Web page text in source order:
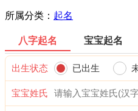
所属分类： 起名
八字起名 宝宝起名
出生状态 已出生
宝宝姓氏